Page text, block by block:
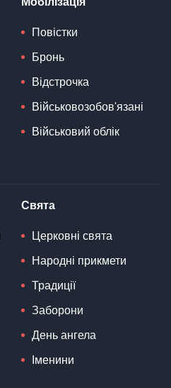
Повістки
Бронь
Відстрочка
Військовозобов'язані
Військовий облік
Свята
Церковні свята
Народні прикмети
Традиції
Заборони
День ангела
Іменини